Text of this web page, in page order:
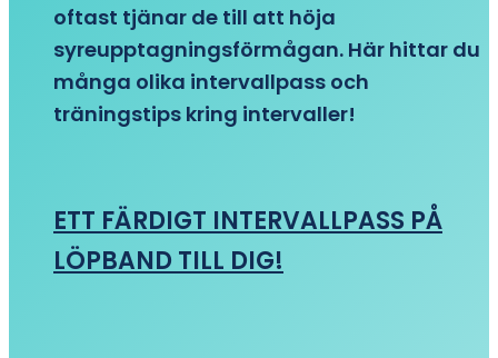
oftast tjänar de till att höja
syreupptagningsförmågan. Här hittar du
många olika intervallpass och
träningstips kring intervaller!
ETT FÄRDIGT INTERVALLPASS PÅ
LÖPBAND TILL DIG!